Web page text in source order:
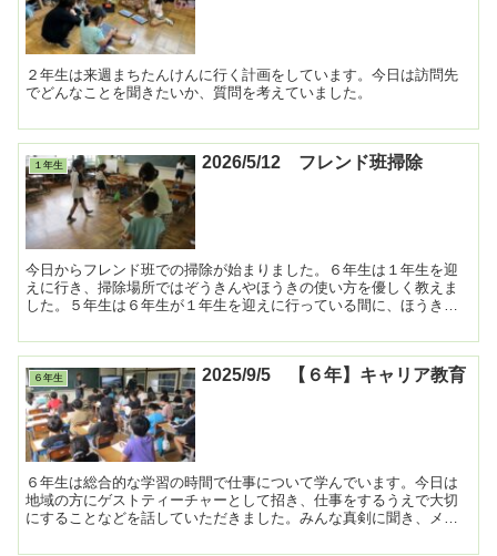
２年生は来週まちたんけんに行く計画をしています。今日は訪問先
でどんなことを聞きたいか、質問を考えていました。
１年生 2026/5/12 フレンド班掃除
今日からフレンド班での掃除が始まりました。６年生は１年生を迎
えに行き、掃除場所ではぞうきんやほうきの使い方を優しく教えま
した。５年生は６年生が１年生を迎えに行っている間に、ほうきの
６年生 2025/9/5 【６年】キャリア教育
６年生は総合的な学習の時間で仕事について学んでいます。今日は
地域の方にゲストティーチャーとして招き、仕事をするうえで大切
にすることなどを話していただきました。みんな真剣に聞き、メモ